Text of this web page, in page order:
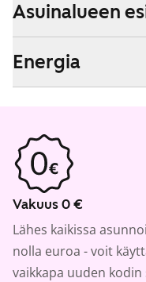
Asuinalueen
Energia
Vakuus 0 €
Lähes kaikissa
nolla euroa - voit
vaikkapa uuden